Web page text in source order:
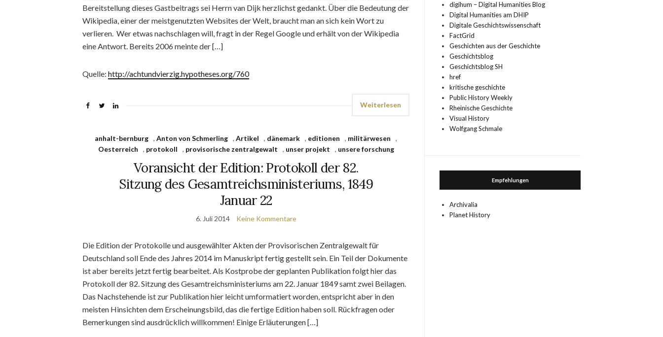
Bereitstellung dieses Gastbeitrags sei Herrn van Dijk herzlichst gedankt. Über die Bedeutung der
Wikipedia, einer der meistgenutzten Websites der Welt, braucht man an sich kein Wort zu
verlieren. Wer etwas nachschlagen will, fragt in der Regel Google und erhält von der Wikipedia
eine Antwort. Bereits 2006 meinte der […]
Quelle: http://achtundvierzig.hypotheses.org/760
Weiterlesen
anhalt-bernburg ,Anton von Schmerling ,Artikel , dänemark , editionen , militärwesen
,
Oesterreich
, protokoll , provisorische zentralgewalt , unser projekt , unsere forschung
Voransicht der Edition: Protokoll der 82.
Sitzung des Gesamtreichsministeriums, 1849
Januar 22
6. Juli 2014 Keine Kommentare
Die Edition der Protokolle und ausgewählter Akten der Provisorischen Zentralgewalt für
Deutschland soll Ende des Jahres 2014 im Manuskript fertig gestellt sein. Ein Teil der Dokumente
ist aber bereits jetzt fertig bearbeitet. Als Kostprobe der geplanten Publikation folgt hier das
Protokoll der 82. Sitzung des Gesamtreichsministeriums am 22. Januar 1849 samt zwei Beilagen.
Das Nachstehende ist zur Publikation hier leicht umformatiert worden, entspricht aber in den
meisten Hinsichten dem Erscheinungsbild, das die fertige Edition haben soll. Rückfragen oder
Bemerkungen sind ausdrücklich willkommen! Einige Erläuterungen […]
digihum – Digital Humanities Blog
Digital Humanities am DHIP
Digitale Geschichtswissenschaft
FactGrid
Geschichten aus der Geschichte
Geschichtsblog
Geschichtsblog SH
href
kritische geschichte
Public History Weekly
Rheinische Geschichte
Visual History
Wolfgang Schmale
Empfehlungen
Archivalia
Planet History